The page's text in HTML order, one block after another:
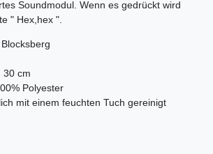
Soundmodul. Wenn es gedrückt wird
" Hex,hex ".
30 cm
Polyester
mit einem feuchten Tuch gereinigt